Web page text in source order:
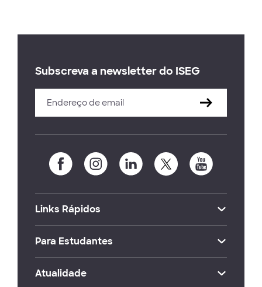
Subscreva a newsletter do ISEG
Links Rápidos
Para Estudantes
Atualidade